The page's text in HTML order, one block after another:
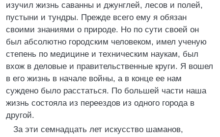
изучил жизнь саванны и джунглей, лесов и полей,
пустыни и тундры. Прежде всего ему я обязан
своими знаниями о природе. Но по сути своей он
был абсолютно городским человеком, имел ученую
степень по медицине и техническим наукам, был
вхож в деловые и правительственные круги. Я вошел
в его жизнь в начале войны, а в конце ее нам
суждено было расстаться. По большей части наша
жизнь состояла из переездов из одного города в
другой.
За эти семнадцать лет искусство шаманов,